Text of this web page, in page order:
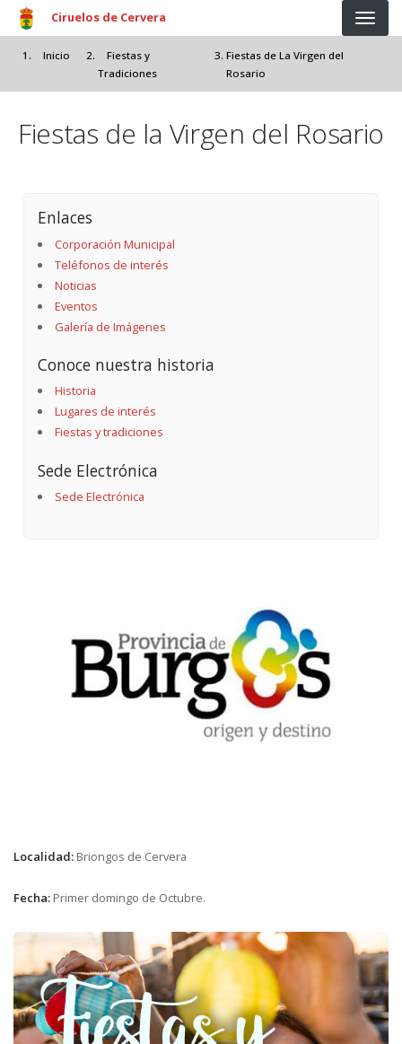
Pasar al contenido principal
Ciruelos de Cervera
Inicio
Fiestas y
Tradiciones
Fiestas de La Virgen del
Rosario
Fiestas de la Virgen del Rosario
Enlaces
Corporación Municipal
Teléfonos de interés
Noticias
Eventos
Galería de Imágenes
Conoce nuestra historia
Historia
Lugares de interés
Fiestas y tradiciones
Sede Electrónica
Sede Electrónica
Localidad: Briongos de Cervera
Fecha: Primer domingo de Octubre.